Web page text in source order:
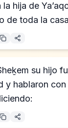
hija de
de toda la
su hijo
y hablaron